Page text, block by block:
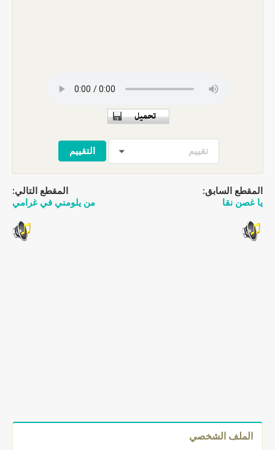
تقييم
المقطع السابق:
يا غصن نقا
المقطع التالي:
من يلومني في غرامي
الملف الشخصي